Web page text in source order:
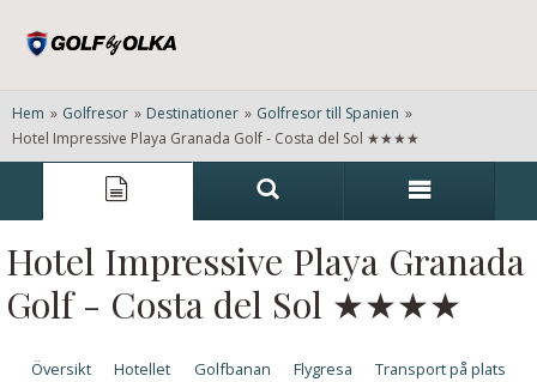
Hem » Golfresor » Destinationer » Golfresor till Spanien »
Hotel Impressive Playa Granada Golf - Costa del Sol ★★★★
Hotel Impressive Playa Granada
Golf - Costa del Sol ★★★★
Översikt Hotellet Golfbanan Flygresa
Transport på plats